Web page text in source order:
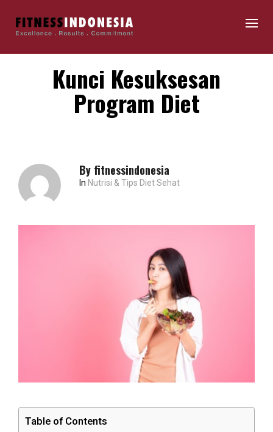
Kunci Kesuksesan
Program Diet
By fitnessindonesia
In Nutrisi & Tips Diet Sehat
Table of Contents